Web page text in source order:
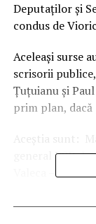
Deputaţilor şi
condus de
Aceleaşi surse
scrisorii
Țuţuianu şi
prim plan, dacă
general PSD,
Valeca – PSD
Dumitru Buzatu